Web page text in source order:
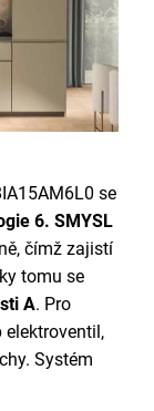
se
6. SMYSL
čímž zajistí
tomu se
A. Pro
Systém